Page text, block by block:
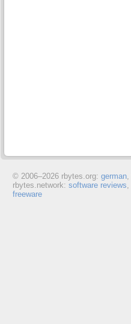
© 2006–2026 rbytes.org: german,
rbytes.network: software reviews,
freeware